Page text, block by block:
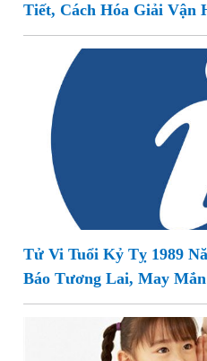
Tiết, Cách Hóa Giải Vận
Tử Vi Tuổi Kỷ Tỵ 1989
Báo Tương Lai, May